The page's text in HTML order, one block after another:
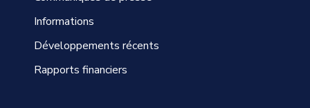
Informations
Développements récents
Rapports financiers